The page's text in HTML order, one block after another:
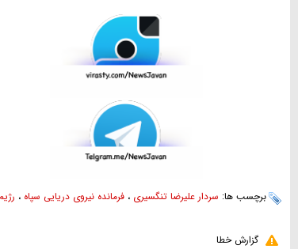
برچسب ها: سردار علیرضا تنگسیری ، فرمانده نیروی دریایی سپاه ،
گزارش خطا